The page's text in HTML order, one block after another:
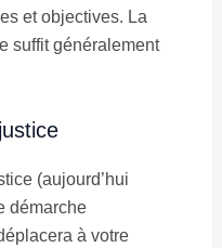
et objectives. La
suffit généralement
(aujourd’hui
démarche
à votre